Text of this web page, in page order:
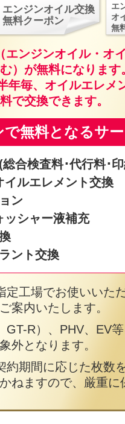
エンジンオイル交換
無料クーポン
エ
オ
無
エンジンオイル・オ
）が無料になります
年毎、オイルエレメ
で交換できます。
無料となるサ
総合検査料･代行料･
イルエレメント交換
ン
ッシャー液補充
ント交換
定工場でお使いいた
案内いたします。
GT-R）、PHV、EV
外となります。
約期間に応じた枚数
ねますので、厳重に